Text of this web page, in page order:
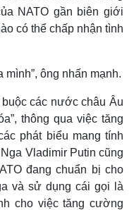
NATO gần biên giới
có thể chấp nhận tình
mình”, ông nhấn mạnh.
các nước châu Âu
thông qua việc tăng
phát biểu mang tính
Vladimir Putin cũng
đang chuẩn bị cho
và sử dụng cái gọi là
cho việc tăng cường